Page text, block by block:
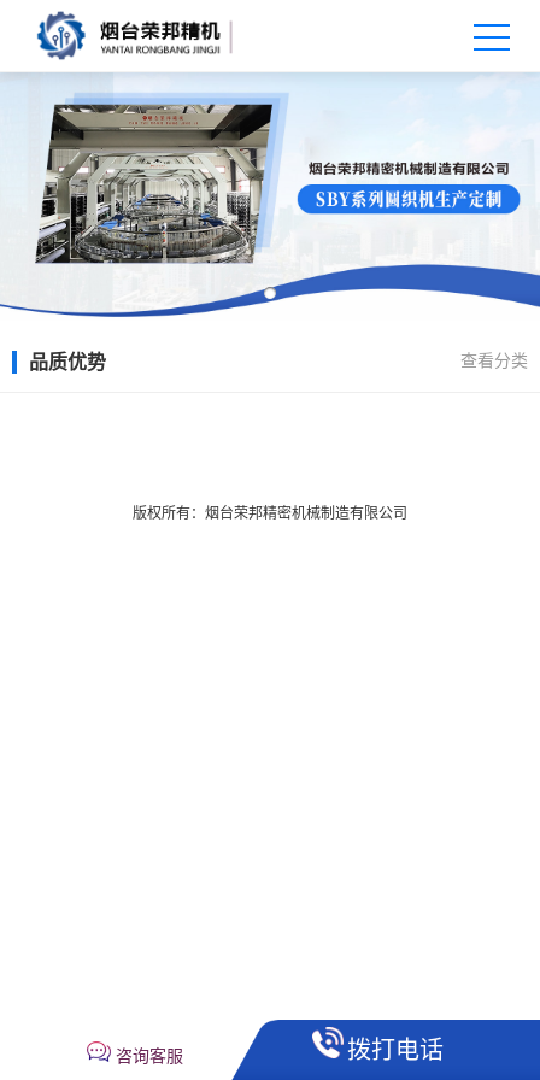
品质优势 查看分类
版权所有：烟台荣邦精密机械制造有限公司
咨询客服 拨打电话